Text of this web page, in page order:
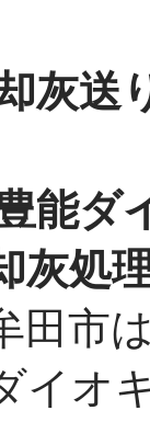
灰送
能ダ
灰処
市
イオ